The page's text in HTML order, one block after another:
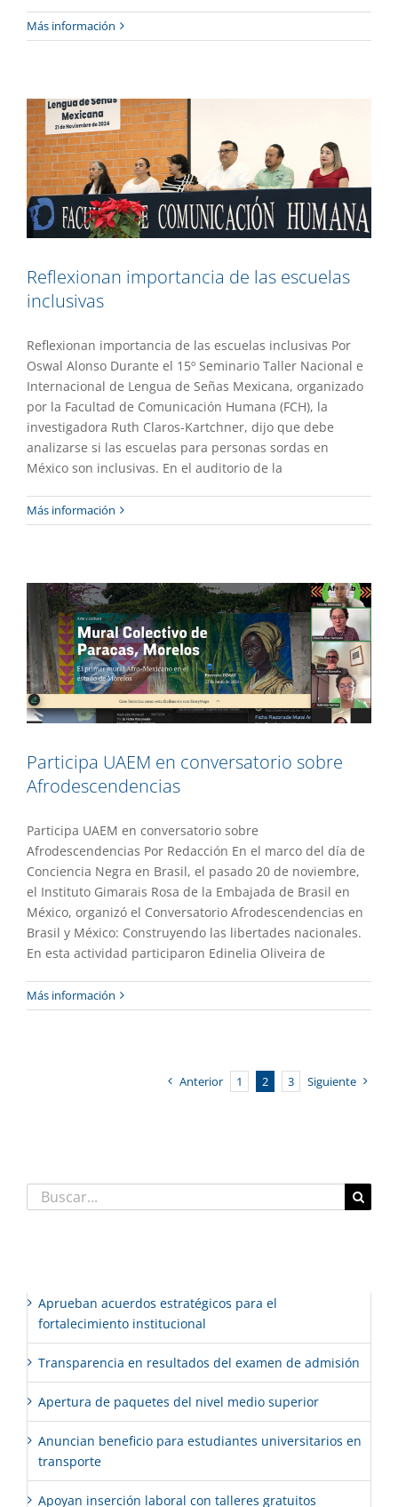
Más información
Reflexionan importancia de las escuelas
Reflexionan importancia de las escuelas
inclusivas
Reflexionan importancia de las escuelas inclusivas Por
Oswal Alonso Durante el 15º Seminario Taller Nacional e
Internacional de Lengua de Señas Mexicana, organizado
por la Facultad de Comunicación Humana (FCH), la
investigadora Ruth Claros-Kartchner, dijo que debe
analizarse si las escuelas para personas sordas en
México son inclusivas. En el auditorio de la
Más información
Participa UAEM en conversatorio sobre
Participa UAEM en conversatorio sobre
Afrodescendencias
Participa UAEM en conversatorio sobre
Afrodescendencias Por Redacción En el marco del día de
Conciencia Negra en Brasil, el pasado 20 de noviembre,
el Instituto Gimarais Rosa de la Embajada de Brasil en
México, organizó el Conversatorio Afrodescendencias en
Brasil y México: Construyendo las libertades nacionales.
En esta actividad participaron Edinelia Oliveira de
Más información
Anterior 1 2 3 Siguiente
Buscar:
Aprueban acuerdos estratégicos para el
fortalecimiento institucional
Transparencia en resultados del examen de admisión
Apertura de paquetes del nivel medio superior
Anuncian beneficio para estudiantes universitarios en
transporte
Apoyan inserción laboral con talleres gratuitos